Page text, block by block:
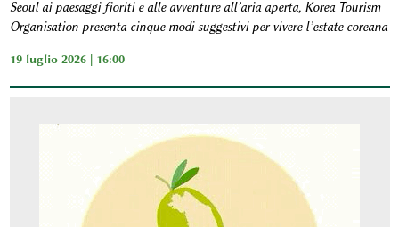
Seoul ai paesaggi fioriti e alle avventure all’aria aperta, Korea Tourism
Organisation presenta cinque modi suggestivi per vivere l’estate coreana
19 luglio 2026 | 16:00